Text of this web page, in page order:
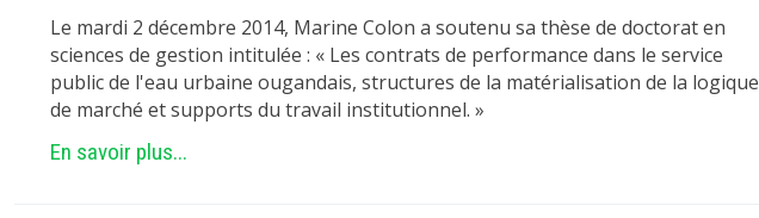
Le mardi 2 décembre 2014, Marine Colon a soutenu sa thèse de doctorat en
sciences de gestion intitulée : « Les contrats de performance dans le service
public de l'eau urbaine ougandais, structures de la matérialisation de la logique
de marché et supports du travail institutionnel. »
En savoir plus...